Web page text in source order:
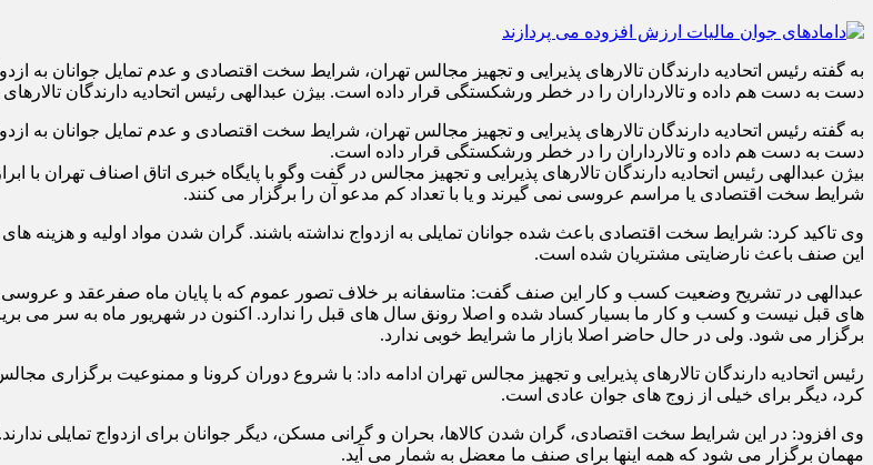
به گفته رئیس اتحادیه دارندگان تالارهای پذیرایی و تجهیز مجالس تهران، شرایط سخت اقتصادی و عدم تمایل جوانان
دست به دست هم داده و تالارداران را در خطر ورشکستگی قرار داده است. بیژن عبدالهی رئیس اتحادیه دارندگان
به گفته رئیس اتحادیه دارندگان تالارهای پذیرایی و تجهیز مجالس تهران، شرایط سخت اقتصادی و عدم تمایل جوانان
دست به دست هم داده و تالارداران را در خطر ورشکستگی قرار داده است.
بیژن عبدالهی رئیس اتحادیه دارندگان تالارهای پذیرایی و تجهیز مجالس در گفت وگو با پایگاه خبری اتاق اصناف تهران
شرایط سخت اقتصادی یا مراسم عروسی نمی گیرند و یا با تعداد کم مدعو آن را برگزار می کنند.
وی تاکید کرد: شرایط سخت اقتصادی باعث شده جوانان تمایلی به ازدواج نداشته باشند. گران شدن مواد اولیه و هزینه
این صنف باعث نارضایتی مشتریان شده است.
عبدالهی در تشریح وضعیت کسب و کار این صنف گفت: متاسفانه بر خلاف تصور عموم که با پایان ماه صفرعقد و عروسی
های قبل نیست و کسب و کار ما بسیار کساد شده و اصلا رونق سال های قبل را ندارد. اکنون در شهریور ماه به سر می
برگزار می شود. ولی در حال حاضر اصلا بازار ما شرایط خوبی ندارد.
رئیس اتحادیه دارندگان تالارهای پذیرایی و تجهیز مجالس تهران ادامه داد: با شروع دوران کرونا و ممنوعیت برگزاری
کرد، دیگر برای خیلی از زوج های جوان عادی است.
مهمان برگزار می شود که همه اینها برای صنف ما معضل به شمار می آید.